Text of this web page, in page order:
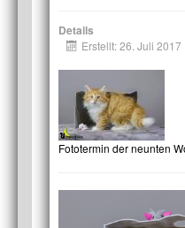
Details
Erstellt: 26. Juli 2017
Fototermin der neunten